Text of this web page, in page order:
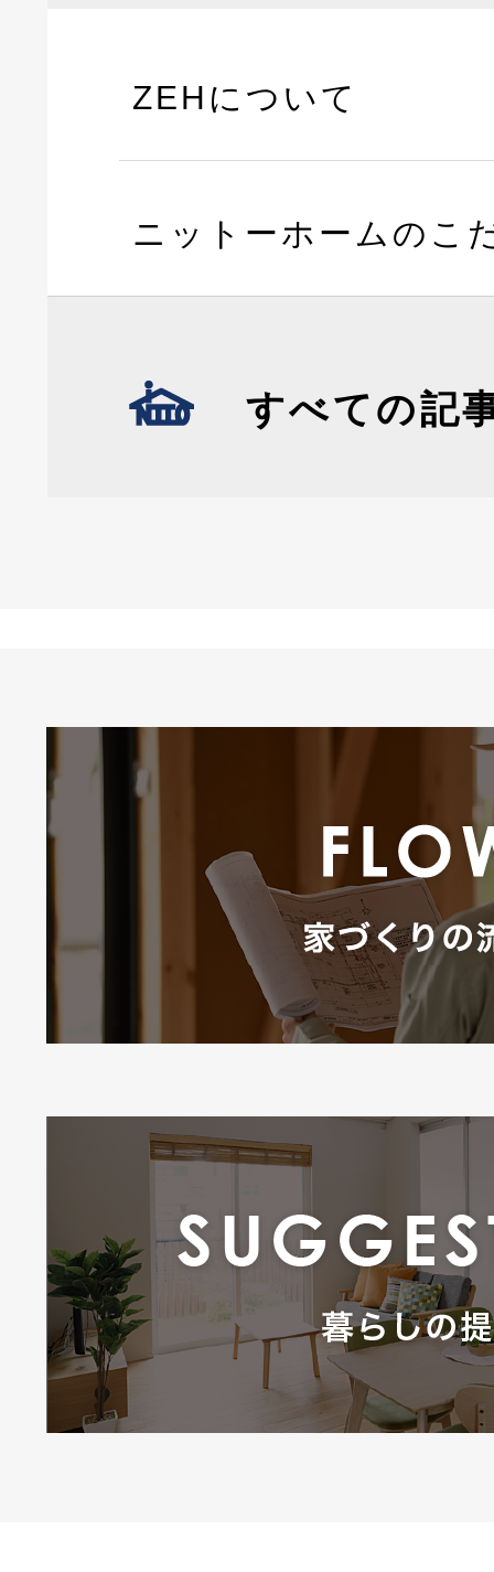
ZEHについて
ニットーホームのこ
すべての記